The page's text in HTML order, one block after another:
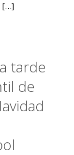
[…]
tarde
de